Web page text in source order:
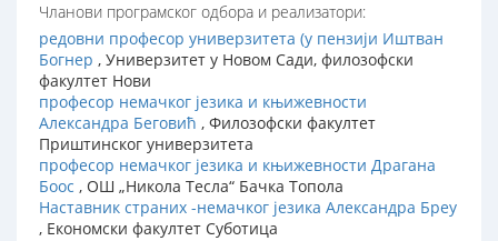
Чланови програмског одбора и реализатори:
редовни професор универзитета (у пензији Иштван
Богнер , Универзитет у Новом Сади, филозофски
факултет Нови
професор немачког језика и књижевности
Александра Беговић , Филозофски факултет
Приштинског универзитета
професор немачког језика и књижевности Драгана
Боос , ОШ „Никола Тесла“ Бачка Топола
Наставник страних -немачког језика Александра Бреу
, Економски факултет Суботица